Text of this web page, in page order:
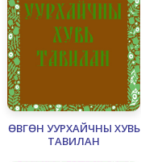
ӨВГӨН УУРХАЙЧНЫ ХУВЬ
ТАВИЛАН